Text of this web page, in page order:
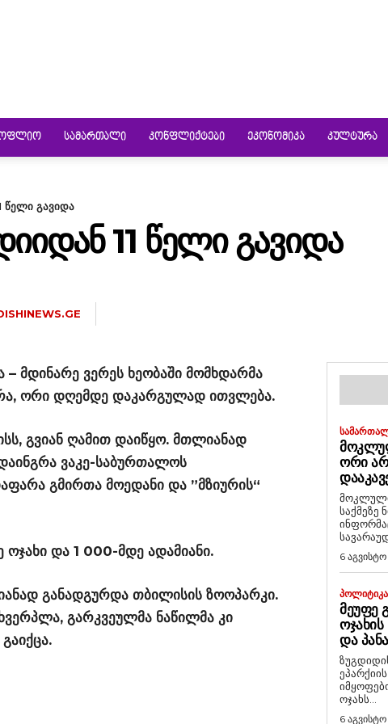
ᲡᲐᲛᲐᲠᲗᲐᲚᲘ ᲙᲝᲜᲤᲚᲘᲥᲢᲔᲑᲘ ᲔᲙᲝᲜᲝᲛᲘᲙᲐ ᲙᲣᲚᲢᲣᲠᲐ
წელი გავიდა
11 ᲬᲔᲚᲘ ᲒᲐᲕᲘᲓᲐ
– მდინარე ვერეს ხეობაში მომხდარმა
ორი დღემდე დაკარგულად ითვლება.
გვიან ღამით დაიწყო. მთლიანად
ვაკე-საბურთალოს
გმირთა მოედანი და ”მზიურის“
და 1 000-მდე ადამიანი.
განადგურდა თბილისის ზოოპარკი.
გარკვეულმა ნაწილმა კი
ᲝᲠᲘ
საქმეზე
6
ᲞᲝᲚᲘᲢᲘᲙᲐ
ᲛᲔᲣᲤᲔ
ᲝᲯᲐᲮᲘᲡ
ᲓᲐ
ოჯახს...
6